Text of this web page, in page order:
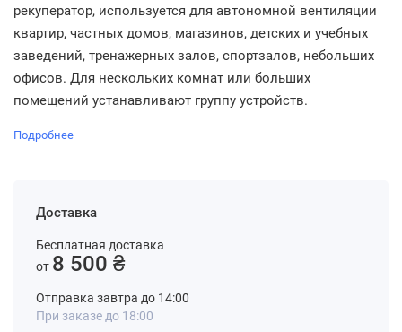
рекуператор, используется для автономной вентиляции
квартир, частных домов, магазинов, детских и учебных
заведений, тренажерных залов, спортзалов, небольших
офисов. Для нескольких комнат или больших
помещений устанавливают группу устройств.
Подробнее
Доставка
Бесплатная доставка
от 8 500 ₴
Отправка завтра до 14:00
При заказе до 18:00